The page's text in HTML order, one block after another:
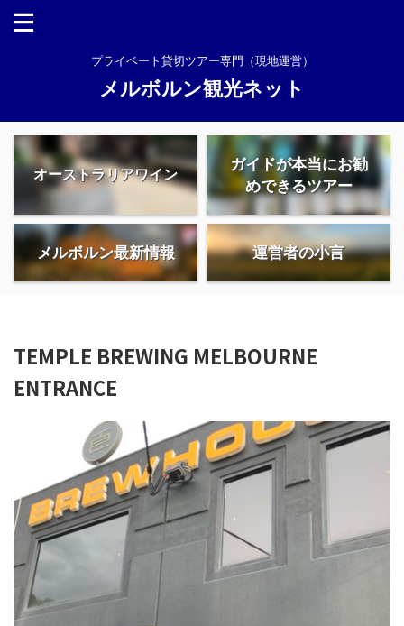
プライベート貸切ツアー専門（現地運営）
メルボルン観光ネット
オーストラリアワイン
ガイドが本当にお勧
めできるツアー
メルボルン最新情報 運営者の小言
TEMPLE BREWING MELBOURNE
ENTRANCE